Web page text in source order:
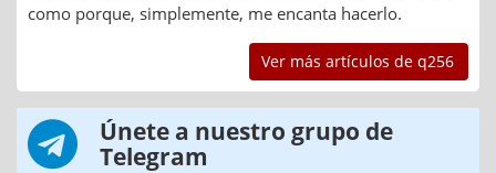
como porque, simplemente, me encanta hacerlo.
Ver más artículos de q256
Únete a nuestro grupo de
Telegram